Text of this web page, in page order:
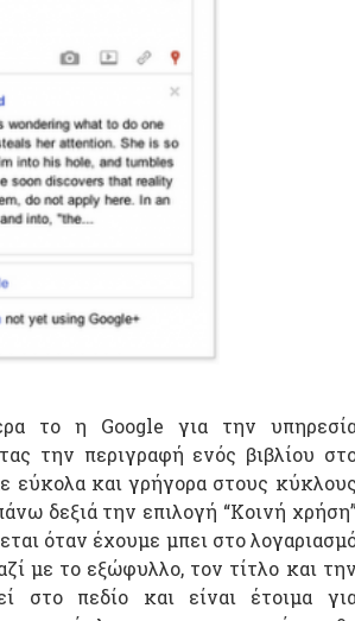
το η Google για την
την περιγραφή ενός βιβλίου
εύκολα και γρήγορα στους κύκλους
δεξιά την επιλογή “Κοινή χρήση”
όταν έχουμε μπει στο
με το εξώφυλλο, τον τίτλο και την
στο πεδίο και είναι έτοιμα